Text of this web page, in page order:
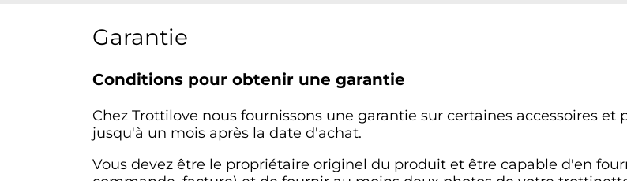
Garantie
Conditions pour obtenir une garantie
Chez Trottilove nous fournissons une garantie sur certaines accessoires
jusqu'à un mois après la date d'achat.
Vous devez être le propriétaire originel du produit et être capable d'en